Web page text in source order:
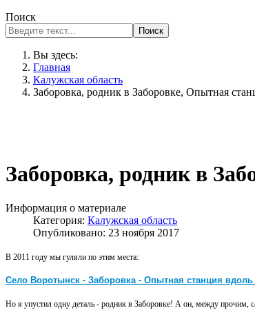
Поиск
Поиск
Вы здесь:
Главная
Калужская область
Заборовка, родник в Заборовке, Опытная
Заборовка, родник в
Информация о материале
Категория: Калужская область
Опубликовано: 23 ноября 2017
В 2011 году мы гуляли по этим места:
Село Воротынск - Заборовка - Опытная станция
Но я упустил одну деталь - родник в Заборовке! А он, между